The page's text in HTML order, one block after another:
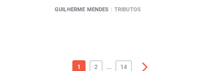
GUILHERME MENDES | TRIBUTOS
1 2 ... 14